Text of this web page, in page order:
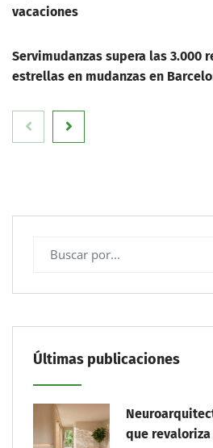
vacaciones
Servimudanzas supera las 3.000
estrellas en mudanzas en
Últimas publicaciones
que